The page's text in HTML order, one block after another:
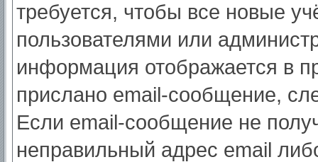
требуется, чтобы все новые
пользователями или
информация отображается в
прислано email-сообщение,
Если email-сообщение не
неправильный адрес email